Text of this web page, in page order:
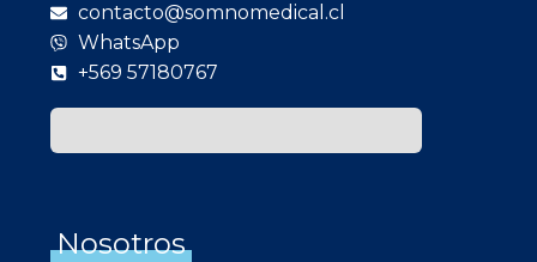
contacto@somnomedical.cl
WhatsApp
+569 57180767
Nosotros